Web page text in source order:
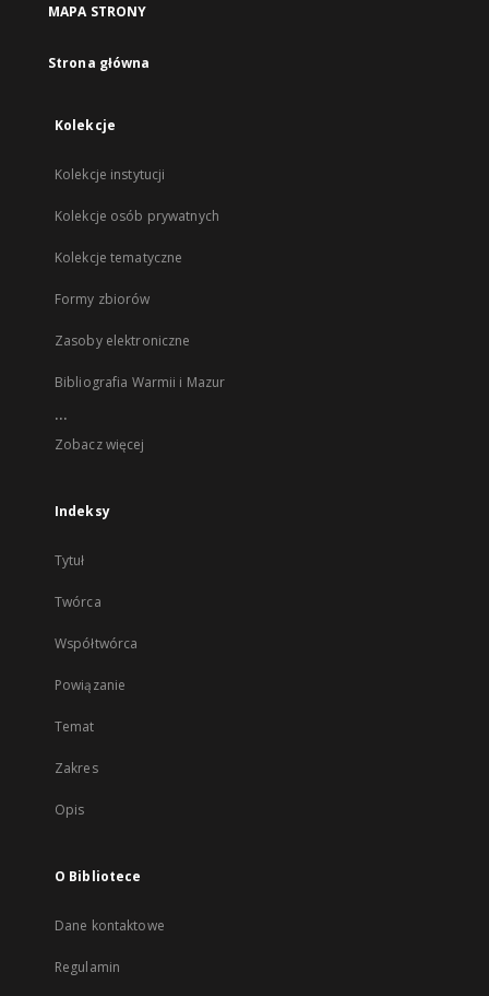
MAPA STRONY
Strona główna
Kolekcje
Kolekcje instytucji
Kolekcje osób prywatnych
Kolekcje tematyczne
Formy zbiorów
Zasoby elektroniczne
Bibliografia Warmii i Mazur
...
Zobacz więcej
Indeksy
Tytuł
Twórca
Współtwórca
Powiązanie
Temat
Zakres
Opis
O Bibliotece
Dane kontaktowe
Regulamin